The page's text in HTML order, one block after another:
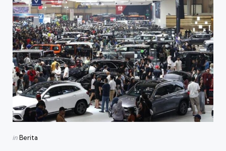
Categories
Posted
inBerita